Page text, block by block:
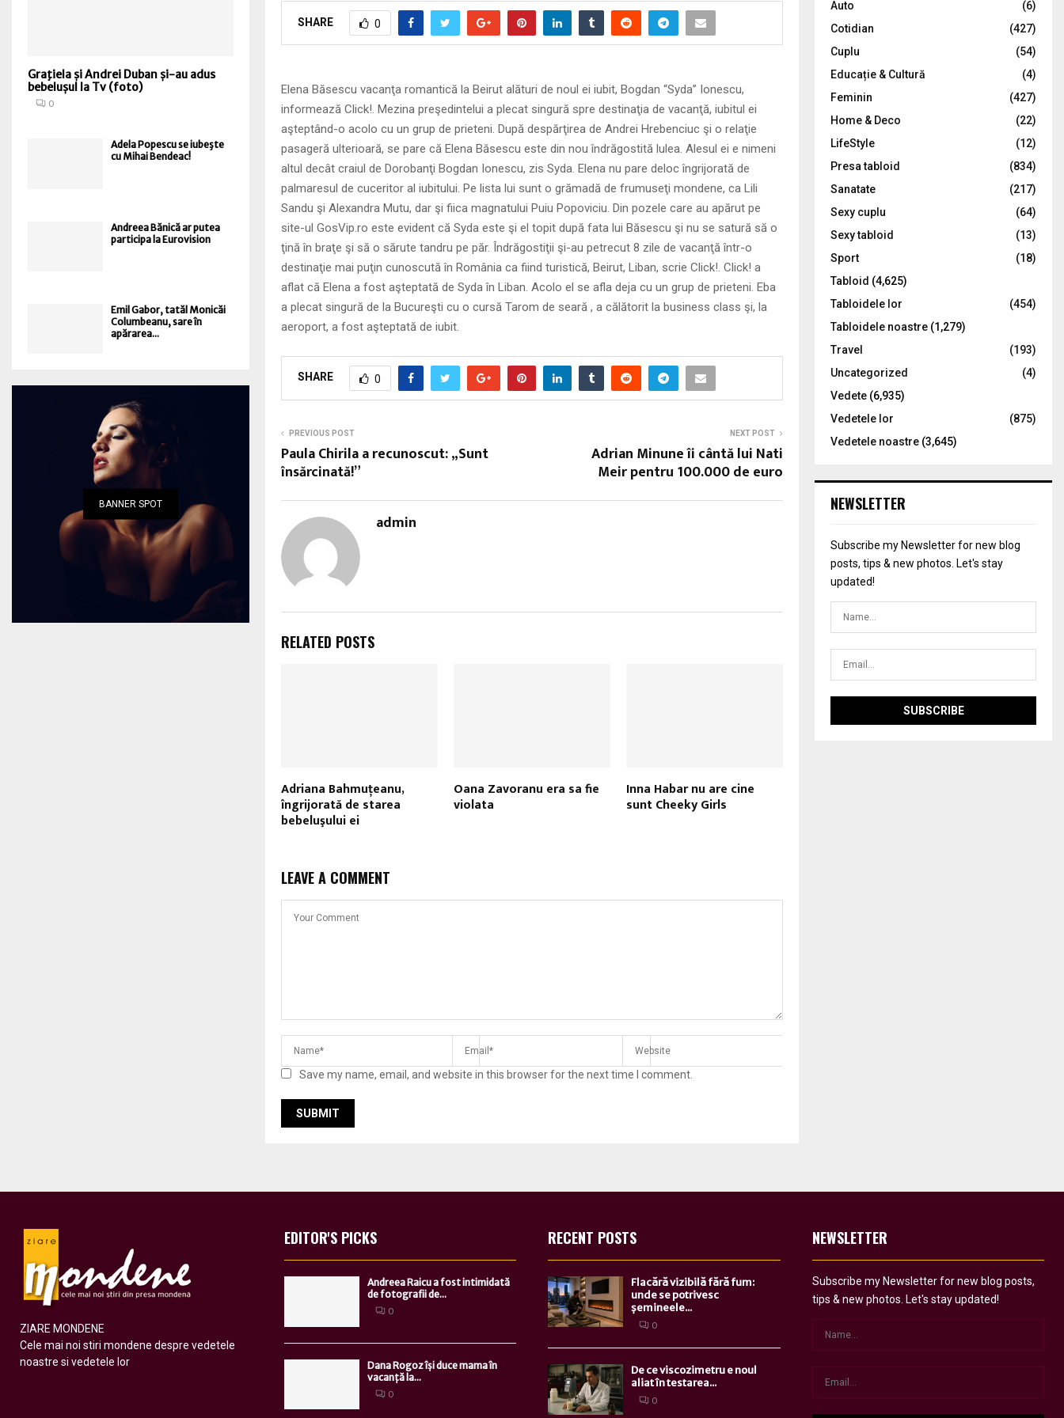
SHARE 0
Elena Băsescu vacanţa romantică la Beirut alături de noul ei iubit, Bogdan “Syda” Ionescu,
informează Click!. Mezina preşedintelui a plecat singură spre destinaţia de vacanţă, iubitul ei
aşteptând-o acolo cu un grup de prieteni. După despărţirea de Andrei Hrebenciuc şi o relaţie
pasageră ulterioară, se pare că Elena Băsescu este din nou îndrăgostită lulea. Alesul ei e nimeni
altul decât craiul de Dorobanţi Bogdan Ionescu, zis Syda. Elena nu pare deloc îngrijorată de
palmaresul de cuceritor al iubitului. Pe lista lui sunt o grămadă de frumuseţi mondene, ca Lili
Sandu şi Alexandra Mutu, dar şi fiica magnatului Puiu Popoviciu. Din pozele care au apărut pe
site-ul GosVip.ro este evident că Syda este şi el topit după fata lui Băsescu şi nu se satură să o
ţină în braţe şi să o sărute tandru pe păr. Îndrăgostiţii şi-au petrecut 8 zile de vacanţă într-o
destinaţie mai puţin cunoscută în România ca fiind turistică, Beirut, Liban, scrie Click!. Click! a
aflat că Elena a fost aşteptată de Syda în Liban. Acolo el se afla deja cu un grup de prieteni. Eba
a plecat singură de la Bucureşti cu o cursă Tarom de seară , a călătorit la business class şi, la
aeroport, a fost aşteptată de iubit.
SHARE 0
PREVIOUS POST
Paula Chirila a recunoscut: „Sunt
însărcinată!”
NEXT POST
Adrian Minune îi cântă lui Nati
Meir pentru 100.000 de euro
admin
RELATED POSTS
Adriana Bahmuţeanu,
îngrijorată de starea
bebeluşului ei
Oana Zavoranu era sa fie
violata
Inna Habar nu are cine
sunt Cheeky Girls
LEAVE A COMMENT
Save my name, email, and website in this browser for the next time I comment.
Graţiela și Andrei Duban și-au adus
bebelușul la Tv (foto)
0
Adela Popescu se iubeşte
cu Mihai Bendeac!
Andreea Bănică ar putea
participa la Eurovision
Emil Gabor, tatăl Monicăi
Columbeanu, sare în
apărarea...
BANNER SPOT
:
C
Auto
(6)
Cotidian
(427)
Cuplu
(54)
Educație & Cultură
(4)
Feminin
(427)
Home & Deco
(22)
LifeStyle
(12)
Presa tabloid
(834)
Sanatate
(217)
Sexy cuplu
(64)
Sexy tabloid
(13)
Sport
(18)
Tabloid (4,625)
Tabloidele lor
(454)
Tabloidele noastre (1,279)
Travel
(193)
Uncategorized
(4)
Vedete (6,935)
Vedetele lor
(875)
Vedetele noastre (3,645)
NEWSLETTER
Subscribe my Newsletter for new blog
posts, tips & new photos. Let's stay
updated!
ZIARE MONDENE
Cele mai noi stiri mondene despre vedetele
noastre si vedetele lor
EDITOR'S PICKS
Andreea Raicu a fost intimidată
de fotografii de...
0
Dana Rogoz își duce mama în
vacanță la...
0
RECENT POSTS
Flacără vizibilă fără fum:
unde se potrivesc
șemineele...
0
De ce viscozimetru e noul
aliat în testarea...
0
NEWSLETTER
Subscribe my Newsletter for new blog posts,
tips & new photos. Let's stay updated!